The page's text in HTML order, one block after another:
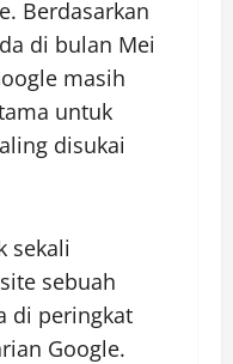
Berdasarkan
di bulan Mei
masih
untuk
disukai
sekali
sebuah
di peringkat
Google.